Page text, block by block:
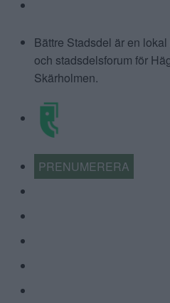
Bättre Stadsdel är en
och stadsdelsforum för
Skärholmen.
PRENUMERERA